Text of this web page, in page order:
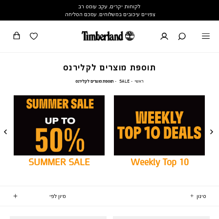
לקוחות יקרים, עקב עומס רב
צפויים עיכובים במשלוחים. עמכם הסליחה
תוספת מוצרים לקלירנס
ראשי ראשיSALE
SALE
תוספת מוצרים לקלירנסתוספת
Weekly Top 10
SUMMER SALE
סינון